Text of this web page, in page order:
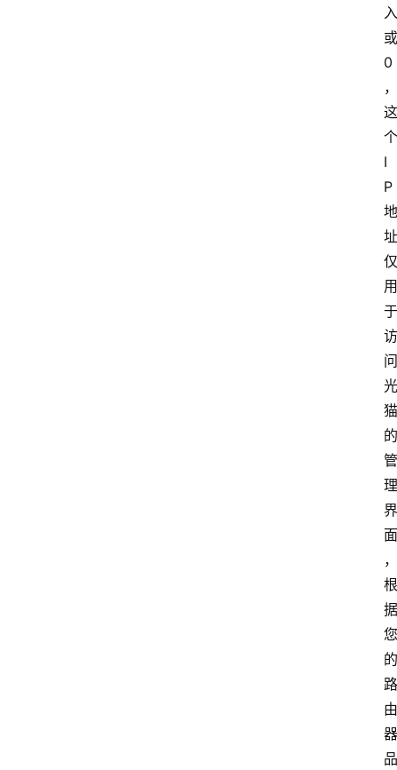
入
或
0
，
这
个
I
P
地
址
仅
用
于
访
问
光
猫
的
管
理
界
面
，
根
据
您
的
路
由
器
品